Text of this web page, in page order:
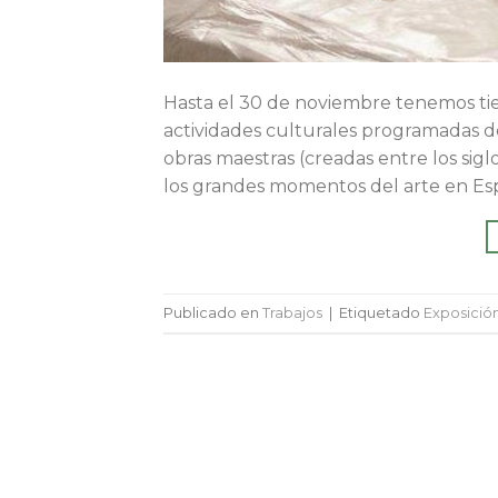
Hasta el 30 de noviembre tenemos
actividades culturales programadas
obras maestras (creadas entre los
los grandes momentos del arte en
Publicado en Trabajos | Etiquetado